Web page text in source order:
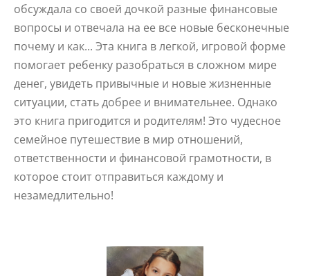
обсуждала со своей дочкой разные финансовые
вопросы и отвечала на ее все новые бесконечные
почему и как... Эта книга в легкой, игровой форме
помогает ребенку разобраться в сложном мире
денег, увидеть привычные и новые жизненные
ситуации, стать добрее и внимательнее. Однако
это книга пригодится и родителям! Это чудесное
семейное путешествие в мир отношений,
ответственности и финансовой грамотности, в
которое стоит отправиться каждому и
незамедлительно!